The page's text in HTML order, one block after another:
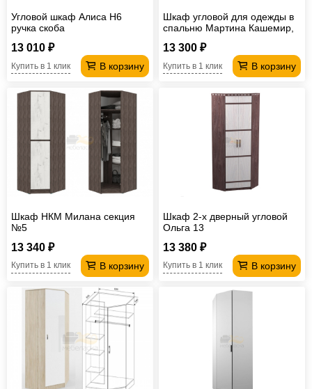
Угловой шкаф Алиса H6
ручка скоба
13 010 ₽
В корзину
Купить в 1 клик
Шкаф угловой для одежды в
спальню Мартина Кашемир,
13 300 ₽
В корзину
Купить в 1 клик
Шкаф НКМ Милана секция
№5
13 340 ₽
В корзину
Купить в 1 клик
Шкаф 2-х дверный угловой
Ольга 13
13 380 ₽
В корзину
Купить в 1 клик